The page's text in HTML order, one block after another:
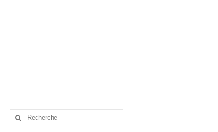
Ville : Paris
Rechercher